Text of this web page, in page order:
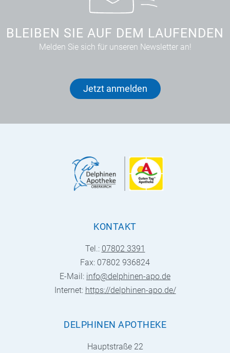
BLEIBEN SIE AUF DEM LAUFENDEN
Melden Sie sich für unseren Newsletter an!
Jetzt anmelden
KONTAKT
Tel.: 07802 3391
Fax: 07802 936824
E-Mail: info@delphinen-apo.de
Internet: https://delphinen-apo.de/
DELPHINEN APOTHEKE
Hauptstraße 22